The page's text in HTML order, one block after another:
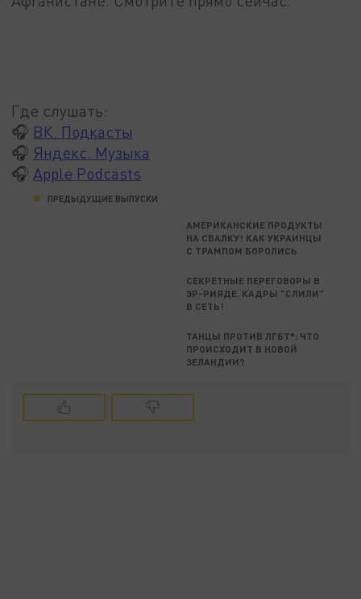
Где слушать:
🎧 ВК. Подкасты
🎧 Яндекс. Музыка
🎧 Apple Podcasts
ПРЕДЫДУЩИЕ ВЫПУСКИ
АМЕРИКАНСКИЕ ПРОДУКТЫ
НА СВАЛКУ! КАК УКРАИНЦЫ
С ТРАМПОМ БОРОЛИСЬ
СЕКРЕТНЫЕ ПЕРЕГОВОРЫ В
ЭР-РИЯДЕ. КАДРЫ "СЛИЛИ"
В СЕТЬ!
ТАНЦЫ ПРОТИВ ЛГБТ*: ЧТО
ПРОИСХОДИТ В НОВОЙ
ЗЕЛАНДИИ?